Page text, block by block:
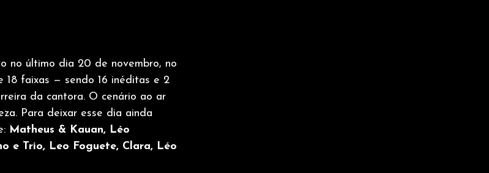
no último dia 20 de novembro, no
18 faixas — sendo 16 inéditas e 2
da cantora. O cenário ao ar
Para deixar esse dia ainda
Matheus & Kauan, Léo
e Trio, Leo Foguete, Clara, Léo